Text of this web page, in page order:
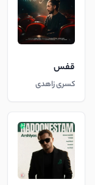
قفس
کسری زاهدی